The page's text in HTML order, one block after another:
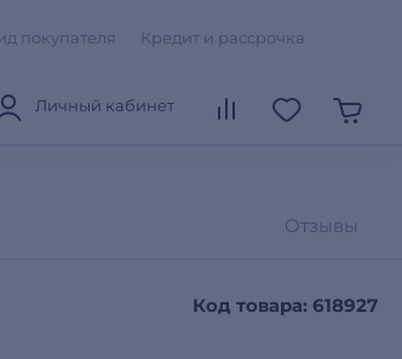
покупателя Кредит и рассрочка
Личный кабинет
Отзывы
Код товара: 618927